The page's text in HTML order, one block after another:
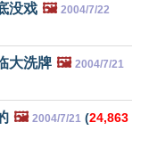
没戏 🖼️ 2004/7/22
大洗牌 🖼️ 2004/7/21
🖼️ 2004/7/21 (24,863